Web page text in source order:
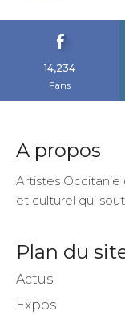
14,234
Fans
A propos
Artistes Occitanie
et culturel qui
Plan du
Actus
Expos